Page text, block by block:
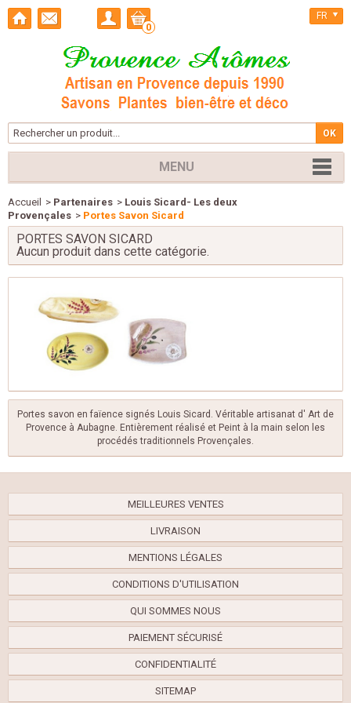
0
FR
MENU
Accueil > Partenaires > Louis Sicard- Les deux
Provençales > Portes Savon Sicard
PORTES SAVON SICARD
Aucun produit dans cette catégorie.
Portes savon en faïence signés Louis Sicard. Véritable artisanat d' Art de
Provence à Aubagne. Entièrement réalisé et Peint à la main selon les
procédés traditionnels Provençales.
MEILLEURES VENTES
LIVRAISON
MENTIONS LÉGALES
CONDITIONS D'UTILISATION
QUI SOMMES NOUS
PAIEMENT SÉCURISÉ
CONFIDENTIALITÉ
SITEMAP